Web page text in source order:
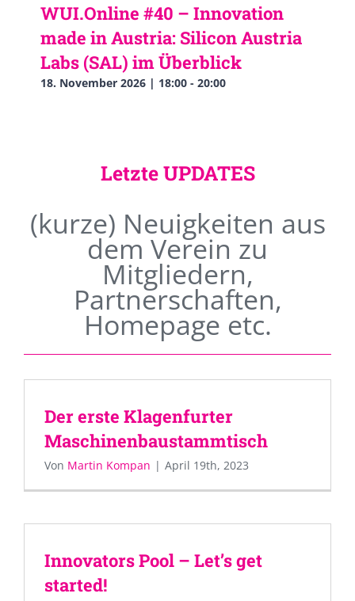
WUI.Online #40 – Innovation
made in Austria: Silicon Austria
Labs (SAL) im Überblick
18. November 2026 | 18:00 - 20:00
Letzte UPDATES
(kurze) Neuigkeiten aus
dem Verein zu
Mitgliedern,
Partnerschaften,
Homepage etc.
Der erste Klagenfurter
Maschinenbaustammtisch
Von Martin Kompan | April 19th, 2023
Innovators Pool – Let’s get
started!